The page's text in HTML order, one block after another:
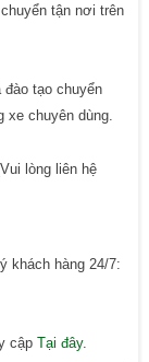
tận nơi trên
tạo chuyển
xe chuyên dùng.
lòng liên hệ
khách hàng 24/7:
cập Tại đây.